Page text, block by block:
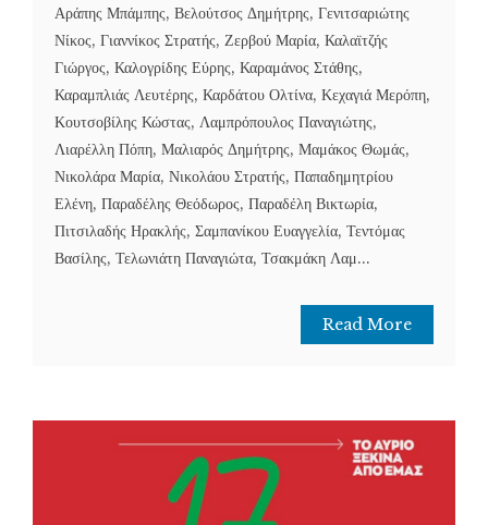
Αράπης Μπάμπης, Βελούτσος Δημήτρης, Γενιτσαριώτης
Νίκος, Γιαννίκος Στρατής, Ζερβού Μαρία, Καλαϊτζής
Γιώργος, Καλογρίδης Εύρης, Καραμάνος Στάθης,
Καραμπλιάς Λευτέρης, Καρδάτου Ολτίνα, Κεχαγιά Μερόπη,
Κουτσοβίλης Κώστας, Λαμπρόπουλος Παναγιώτης,
Λιαρέλλη Πόπη, Μαλιαρός Δημήτρης, Μαμάκος Θωμάς,
Νικολάρα Μαρία, Νικολάου Στρατής, Παπαδημητρίου
Ελένη, Παραδέλης Θεόδωρος, Παραδέλη Βικτωρία,
Πιτσιλαδής Ηρακλής, Σαμπανίκου Ευαγγελία, Τεντόμας
Βασίλης, Τελωνιάτη Παναγιώτα, Τσακμάκη Λαμ...
Read More